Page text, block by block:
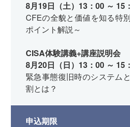
8月19日（土）13：00 ～ 15
CFEの全貌と価値を知る特
ポイント解説～
CISA体験講義+講座説明会
8月20日（日）13：00 ～ 15
緊急事態復旧時のシステム
割とは？
申込期限